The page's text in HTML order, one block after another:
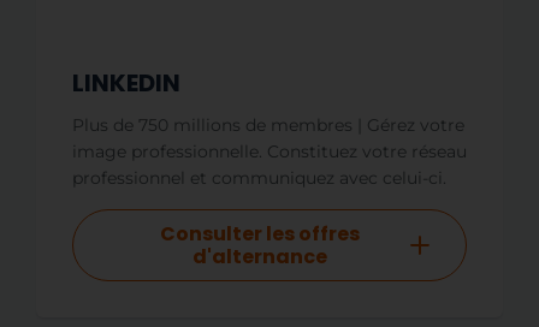
LINKEDIN
Plus de 750 millions de membres | Gérez votre
image professionnelle. Constituez votre réseau
professionnel et communiquez avec celui-ci.
Consulter les offres
d'alternance